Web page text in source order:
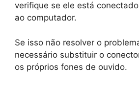
verifique se ele está
ao computador.
Se isso não resolver o
necessário substituir o
os próprios fones de ouvido.